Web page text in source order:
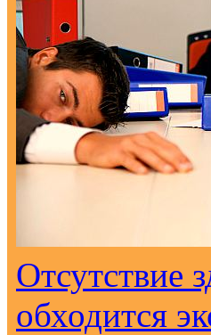
Отсутствие
обходится